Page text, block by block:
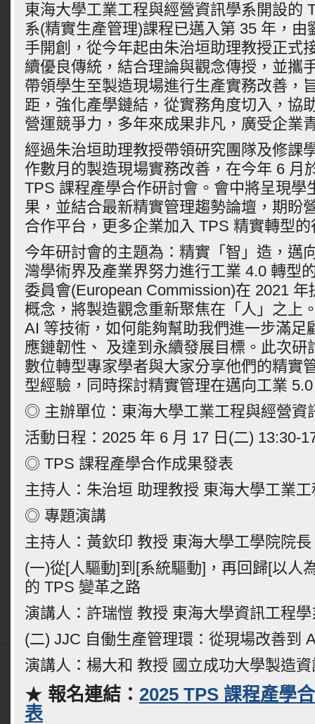
東海大學工業工程與經營資訊學系開設的
系(精實生產管理)課程已邁入第 35 年，由
手開創，從今年起由朱治垣助理教授正式
續優良傳統，結合理論與觀念傳授，並攜
帶領學生至製造現場進行生產實務改善，
距，強化產學鏈結，從實務角度切入，協
營運競爭力，多年來成果非凡，廣受企業
經過朱治垣助理教授帶領研究團隊及修課
作數月的製造現場實務改善，在今年 6 月
TPS 課程產學合作研討會。會中將呈現學
果，並結合最新精實管理趨勢論壇，期盼
合作平台，更多企業加入 TPS 精實轉型的
今年研討會的主題為：精實「智」造，邁
灣學術界及產業界努力進行工業 4.0 轉型
委員會(European Commission)在 2021
概念，將製造觀念重新聚焦在「人」之上
AI 等技術，如何能夠幫助我們進一步滿足
應鏈韌性、 及達到永續發展目標。此次研
數位轉型專家學者與大家分享他們的精實
型經驗，同時探討精實管理在邁向工業
◎ 主辦單位：東海大學工業工程與經營資
活動日程：2025 年 6 月 17 日(二) 13:30-
◎ TPS 課程產學合作成果發表
主持人：朱治垣 助理教授 東海大學工業
◎ 專題演講
主持人：黃欽印 教授 東海大學工學院院長
(一)從[人驅動]到[系統驅動]，再回歸[以人
的 TPS 變革之路
演講人：許瑞愷 教授 東海大學資訊工程學
(二) JJC 自働生產管理環：從現場改善到
演講人：楊大和 教授 國立成功大學製造
★ 報名連結： 2025 TPS 課程產學
表